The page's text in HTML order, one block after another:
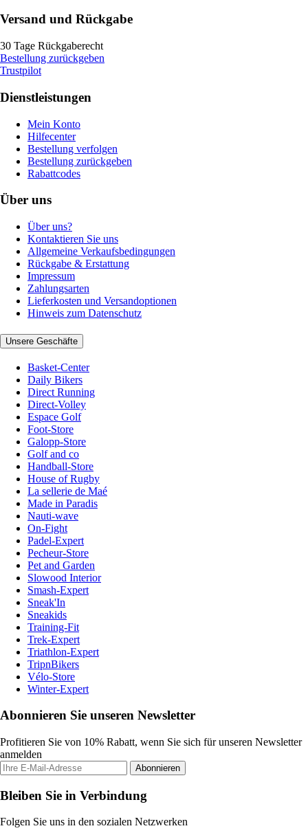
Versand und Rückgabe
30 Tage Rückgaberecht
Bestellung zurückgeben
Trustpilot
Dienstleistungen
Mein Konto
Hilfecenter
Bestellung verfolgen
Bestellung zurückgeben
Rabattcodes
Über uns
Über uns?
Kontaktieren Sie uns
Allgemeine Verkaufsbedingungen
Rückgabe & Erstattung
Impressum
Zahlungsarten
Lieferkosten und Versandoptionen
Hinweis zum Datenschutz
Unsere Geschäfte
Basket-Center
Daily Bikers
Direct Running
Direct-Volley
Espace Golf
Foot-Store
Galopp-Store
Golf and co
Handball-Store
House of Rugby
La sellerie de Maé
Made in Paradis
Nauti-wave
On-Fight
Padel-Expert
Pecheur-Store
Pet and Garden
Slowood Interior
Smash-Expert
Sneak'In
Sneakids
Training-Fit
Trek-Expert
Triathlon-Expert
TripnBikers
Vélo-Store
Winter-Expert
Abonnieren Sie unseren Newsletter
Profitieren Sie von 10% Rabatt, wenn Sie sich für unseren Newsletter
anmelden
Abonnieren
Bleiben Sie in Verbindung
Folgen Sie uns in den sozialen Netzwerken